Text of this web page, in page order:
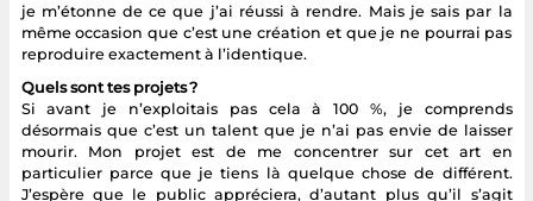
je m’étonne de ce que j’ai réussi à rendre. Mais je sais par la
même occasion que c’est une création et que je ne pourrai pas
reproduire exactement à l’identique.
Quels sont tes projets ?
Si avant je n’exploitais pas cela à 100 %, je comprends
désormais que c’est un talent que je n’ai pas envie de laisser
mourir. Mon projet est de me concentrer sur cet art en
particulier parce que je tiens là quelque chose de différent.
J’espère que le public appréciera, d’autant plus qu’il s’agit